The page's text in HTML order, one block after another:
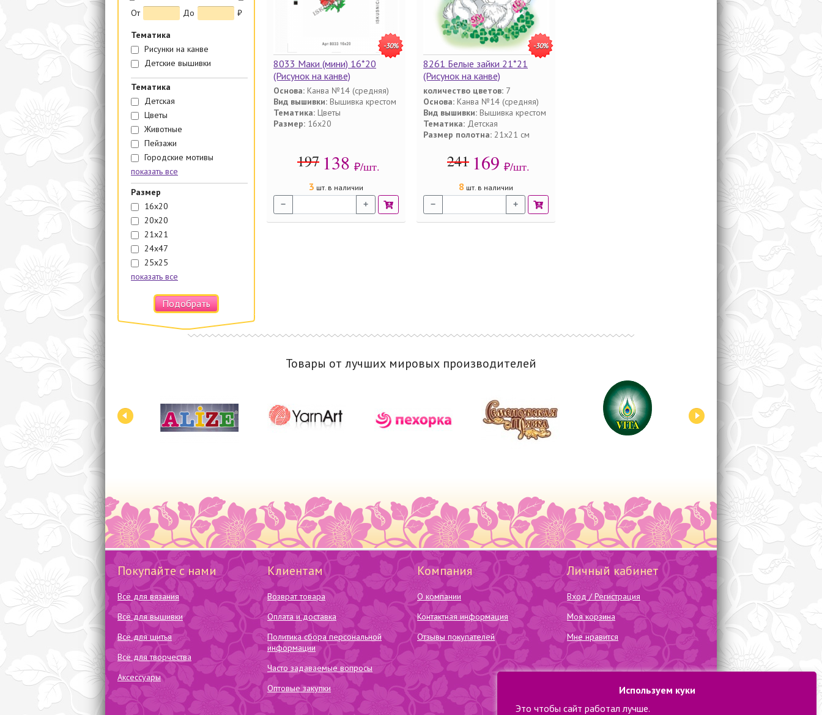
От До
₽
Тематика
Рисунки на канве
Детские вышивки
Тематика
Детская
Цветы
Животные
Пейзажи
Городские мотивы
показать все
Размер
16х20
20х20
21х21
24х47
25х25
показать все
Подобрать
-30%
8033 Маки (мини) 16*20
(Рисунок на канве)
Основа: Канва №14 (средняя)
Вид вышивки: Вышивка крестом
Тематика: Цветы
Размер: 16х20
197 138 ₽/шт.
3 шт. в наличии
− +
-30%
8261 Белые зайки 21*21
(Рисунок на канве)
количество цветов: 7
Основа: Канва №14 (средняя)
Вид вышивки: Вышивка крестом
Тематика: Детская
Размер полотна: 21x21 см
241 169 ₽/шт.
8 шт. в наличии
− +
Товары от лучших мировых производителей
Покупайте с нами
Всё для вязания
Всё для вышивки
Всё для шитья
Всё для творчества
Аксессуары
Клиентам
Возврат товара
Оплата и доставка
Политика сбора персональной
информации
Часто задаваемые вопросы
Оптовые закупки
Компания
О компании
Контактная информация
Отзывы покупателей
Личный кабинет
Вход / Регистрация
Моя корзина
Мне нравится
Используем куки
Это чтобы сайт работал лучше.